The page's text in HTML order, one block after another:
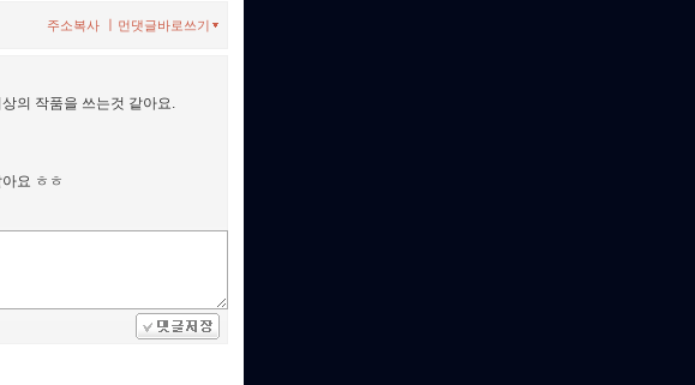
먼댓글바로쓰기
주소복사
의 작품을 쓰는것 같아요.
요 ㅎㅎ